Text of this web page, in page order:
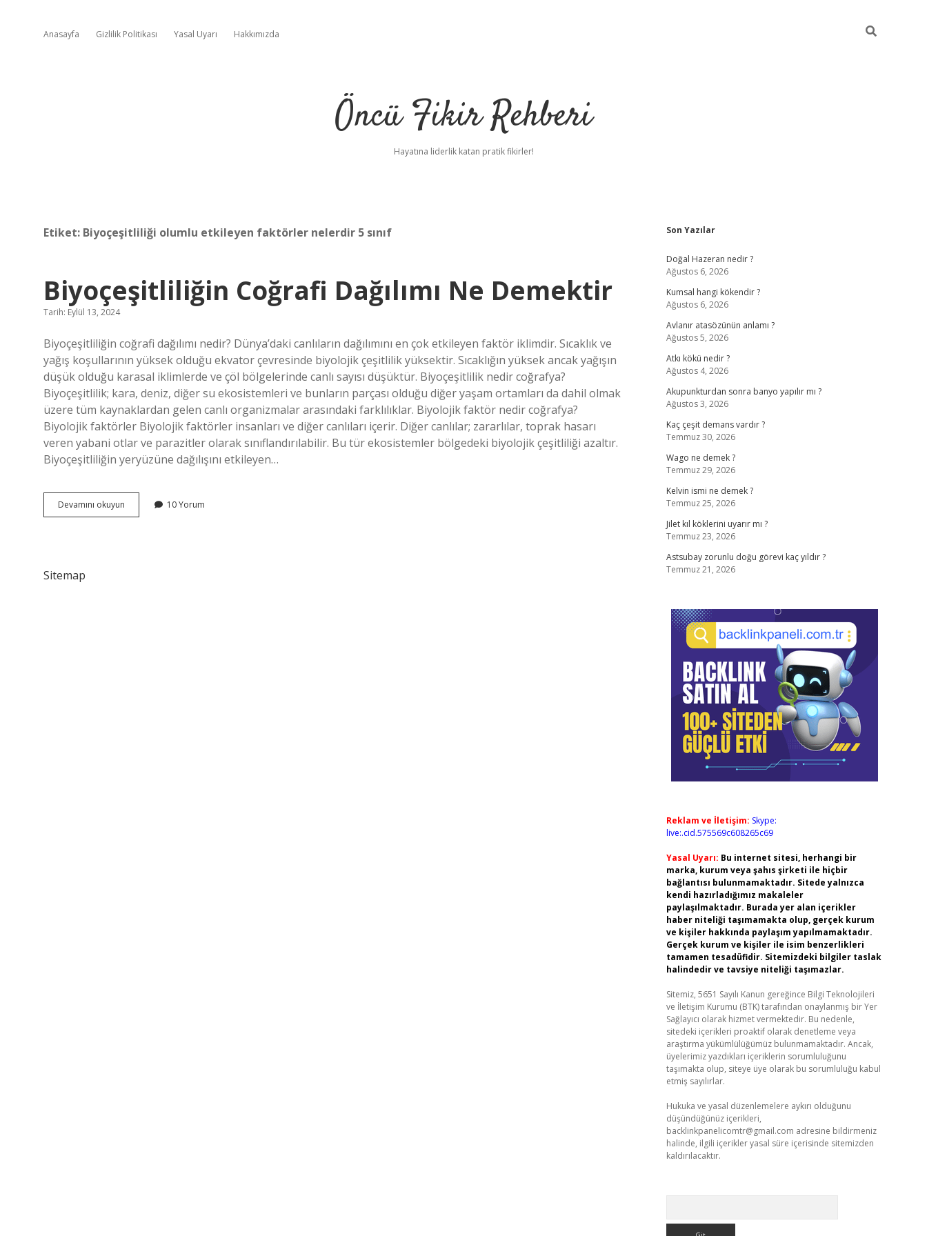
Anasayfa Gizlilik Politikası Yasal Uyarı Hakkımızda
Öncü Fikir Rehberi
Hayatına liderlik katan pratik fikirler!
Etiket: Biyoçeşitliliği olumlu etkileyen faktörler nelerdir 5 sınıf
Biyoçeşitliliğin Coğrafi Dağılımı Ne Demektir
Tarih: Eylül 13, 2024
Biyoçeşitliliğin coğrafi dağılımı nedir? Dünya’daki canlıların dağılımını en çok etkileyen faktör iklimdir. Sıcaklık ve
yağış koşullarının yüksek olduğu ekvator çevresinde biyolojik çeşitlilik yüksektir. Sıcaklığın yüksek ancak yağışın
düşük olduğu karasal iklimlerde ve çöl bölgelerinde canlı sayısı düşüktür. Biyoçeşitlilik nedir coğrafya?
Biyoçeşitlilik; kara, deniz, diğer su ekosistemleri ve bunların parçası olduğu diğer yaşam ortamları da dahil olmak
üzere tüm kaynaklardan gelen canlı organizmalar arasındaki farklılıklar. Biyolojik faktör nedir coğrafya?
Biyolojik faktörler Biyolojik faktörler insanları ve diğer canlıları içerir. Diğer canlılar; zararlılar, toprak hasarı
veren yabani otlar ve parazitler olarak sınıflandırılabilir. Bu tür ekosistemler bölgedeki biyolojik çeşitliliği azaltır.
Biyoçeşitliliğin yeryüzüne dağılışını etkileyen…
Devamını okuyun Biyoçeşitliliğin
Coğrafi
10 Yorum
Sitemap
Sidebar
Son Yazılar
Doğal Hazeran nedir ?
Ağustos 6, 2026
Kumsal hangi kökendir ?
Ağustos 6, 2026
Avlanır atasözünün anlamı ?
Ağustos 5, 2026
Atkı kökü nedir ?
Ağustos 4, 2026
Akupunkturdan sonra banyo yapılır mı ?
Ağustos 3, 2026
Kaç çeşit demans vardır ?
Temmuz 30, 2026
Wago ne demek ?
Temmuz 29, 2026
Kelvin ismi ne demek ?
Temmuz 25, 2026
Jilet kıl köklerini uyarır mı ?
Temmuz 23, 2026
Astsubay zorunlu doğu görevi kaç yıldır ?
Temmuz 21, 2026
Reklam ve İletişim: Skype:
live:.cid.575569c608265c69
Yasal Uyarı: Bu internet sitesi, herhangi bir
marka, kurum veya şahıs şirketi ile hiçbir
bağlantısı bulunmamaktadır. Sitede yalnızca
kendi hazırladığımız makaleler
paylaşılmaktadır. Burada yer alan içerikler
haber niteliği taşımamakta olup, gerçek kurum
ve kişiler hakkında paylaşım yapılmamaktadır.
Gerçek kurum ve kişiler ile isim benzerlikleri
tamamen tesadüfidir. Sitemizdeki bilgiler taslak
halindedir ve tavsiye niteliği taşımazlar.
Sitemiz, 5651 Sayılı Kanun gereğince Bilgi Teknolojileri
ve İletişim Kurumu (BTK) tarafından onaylanmış bir Yer
Sağlayıcı olarak hizmet vermektedir. Bu nedenle,
sitedeki içerikleri proaktif olarak denetleme veya
araştırma yükümlülüğümüz bulunmamaktadır. Ancak,
üyelerimiz yazdıkları içeriklerin sorumluluğunu
taşımakta olup, siteye üye olarak bu sorumluluğu kabul
etmiş sayılırlar.
Hukuka ve yasal düzenlemelere aykırı olduğunu
düşündüğünüz içerikleri,
backlinkpanelicomtr@gmail.com adresine bildirmeniz
halinde, ilgili içerikler yasal süre içerisinde sitemizden
kaldırılacaktır.
ilbet giriş